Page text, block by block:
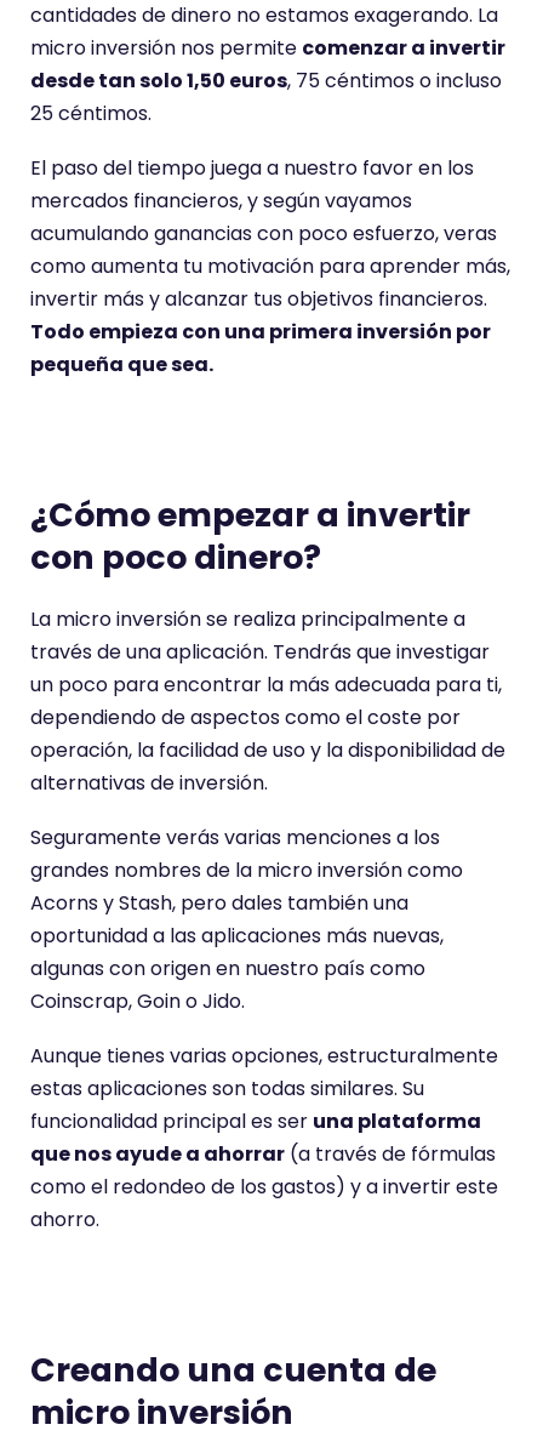
cantidades de dinero no estamos exagerando. La
micro inversión nos permite comenzar a invertir
desde tan solo 1,50 euros, 75 céntimos o incluso
25 céntimos.
El paso del tiempo juega a nuestro favor en los
mercados financieros, y según vayamos
acumulando ganancias con poco esfuerzo, veras
como aumenta tu motivación para aprender más,
invertir más y alcanzar tus objetivos financieros.
Todo empieza con una primera inversión por
pequeña que sea.
¿Cómo empezar a invertir
con poco dinero?
La micro inversión se realiza principalmente a
través de una aplicación. Tendrás que investigar
un poco para encontrar la más adecuada para ti,
dependiendo de aspectos como el coste por
operación, la facilidad de uso y la disponibilidad de
alternativas de inversión.
Seguramente verás varias menciones a los
grandes nombres de la micro inversión como
Acorns y Stash, pero dales también una
oportunidad a las aplicaciones más nuevas,
algunas con origen en nuestro país como
Coinscrap, Goin o Jido.
Aunque tienes varias opciones, estructuralmente
estas aplicaciones son todas similares. Su
funcionalidad principal es ser una plataforma
que nos ayude a ahorrar (a través de fórmulas
como el redondeo de los gastos) y a invertir este
ahorro.
Creando una cuenta de
micro inversión